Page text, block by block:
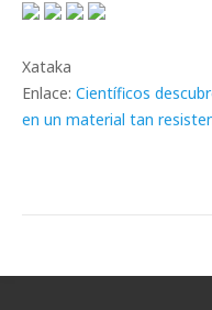
Xataka
Enlace: Científicos
en un material tan